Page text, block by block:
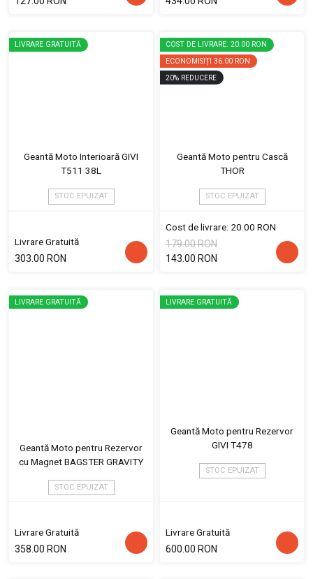
LIVRARE GRATUITĂ
Geantă Moto Interioară GIVI
T511 38L
STOC EPUIZAT
Livrare Gratuită
303.00 RON
COST DE LIVRARE: 20.00 RON
ECONOMISIȚI 36.00 RON
20% REDUCERE
Geantă Moto pentru Cască
THOR
STOC EPUIZAT
Cost de livrare: 20.00 RON
179.00 RON
143.00 RON
LIVRARE GRATUITĂ
Geantă Moto pentru Rezervor
cu Magnet BAGSTER GRAVITY
STOC EPUIZAT
Livrare Gratuită
358.00 RON
LIVRARE GRATUITĂ
Geantă Moto pentru Rezervor
GIVI T478
STOC EPUIZAT
Livrare Gratuită
600.00 RON